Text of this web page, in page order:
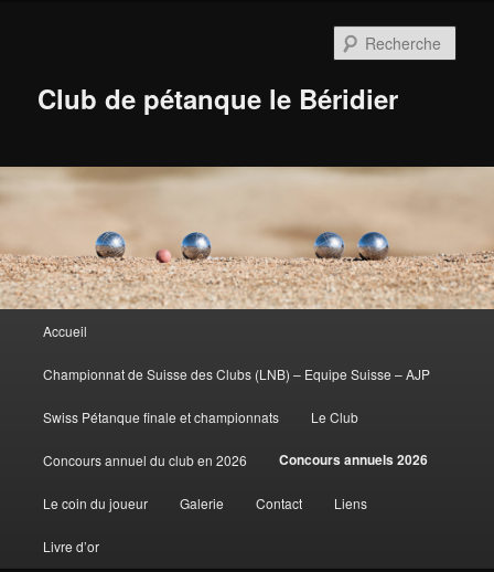
Club de pétanque le Béridier
principal
Accueil
Championnat de Suisse des Clubs (LNB) – Equipe Suisse – AJP
Swiss Pétanque finale et championnats Le Club
Concours annuel du club en 2026 Concours annuels 2026
Le coin du joueur Galerie Contact Liens
Livre d’or